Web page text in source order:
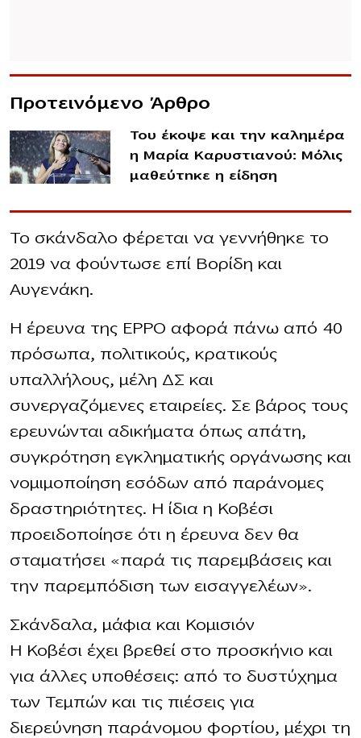
Προτεινόμενο Άρθρο
Του έκοψε και την καλημέρα
η Μαρία Καρυστιανού: Μόλις
μαθεύτnκε η είδηση
Το σκάνδαλο φέρεται να γεννήθηκε το
2019 να φούντωσε επί Βορίδη και
Αυγενάκη.
Η έρευνα της EPPO αφορά πάνω από 40
πρόσωπα, πολιτικούς, κρατικούς
υπαλλήλους, μέλη ΔΣ και
συνεργαζόμενες εταιρείες. Σε βάρος τους
ερευνώνται αδικήματα όπως απάτη,
συγκρότηση εγκληματικής οργάνωσης και
νομιμοποίηση εσόδων από παράνομες
δραστηριότητες. Η ίδια η Κοβέσι
προειδοποίησε ότι η έρευνα δεν θα
σταματήσει «παρά τις παρεμβάσεις και
την παρεμπόδιση των εισαγγελέων».
Σκάνδαλα, μάφια και Κομισιόν
Η Κοβέσι έχει βρεθεί στο προσκήνιο και
για άλλες υποθέσεις: από το δυστύχημα
των Τεμπών και τις πιέσεις για
διερεύνηση παράνομου φορτίου, μέχρι τη